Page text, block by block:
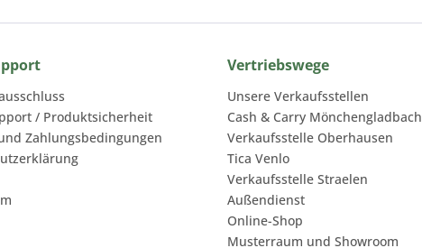
/ Produktsicherheit
Zahlungsbedingungen
Vertriebswege
Unsere Verkaufsstellen
Cash & Carry Mönchengladbach
Verkaufsstelle Oberhausen
Tica Venlo
Verkaufsstelle Straelen
Außendienst
Online-Shop
Musterraum und Showroom